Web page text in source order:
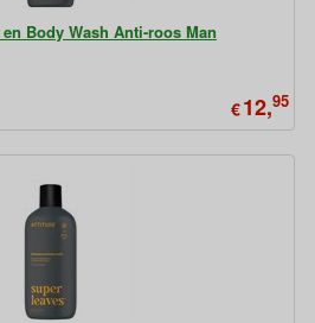
Body Wash Anti-roos Man
€12,95